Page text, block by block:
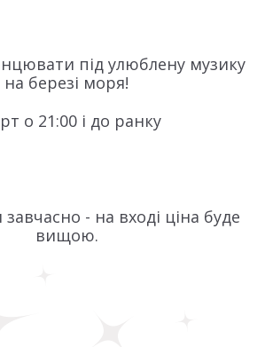
під улюблену музику
на березі моря!
о 21:00 і до ранку
- на вході ціна буде
вищою.